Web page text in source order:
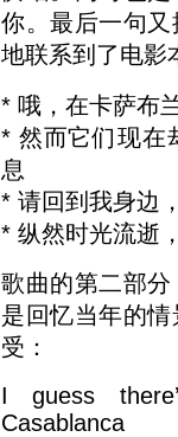
你。最后一句
地联系到了电影
* 哦，在卡萨布
* 然而它们现在
息
* 请回到我身边
* 纵然时光流逝
歌曲的第二部
是回忆当年的
受：
I guess
Casablanca